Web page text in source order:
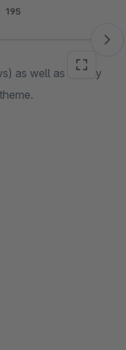
195
as well as survey